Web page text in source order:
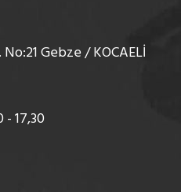
Gebze / KOCAELİ
- 17,30